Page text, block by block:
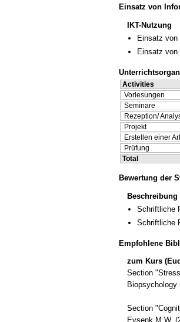
Einsatz von
IKT-Nutzung
Einsatz von
Einsatz von
Activities
Vorlesungen
Seminare
Rezeption/
Projekt
Erstellen einer
Prüfung
Total
Bewertung der
Beschreibung
Schriftliche
Schriftliche
Empfohlene
zum Kurs
Section
Section
Eysenk M.W.